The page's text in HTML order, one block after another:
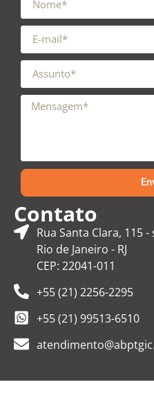
Contato
Rua Santa Clara, 115
Rio de Janeiro - RJ
CEP: 22041-011
+55 (21) 2256-2295
+55 (21) 99513-6510